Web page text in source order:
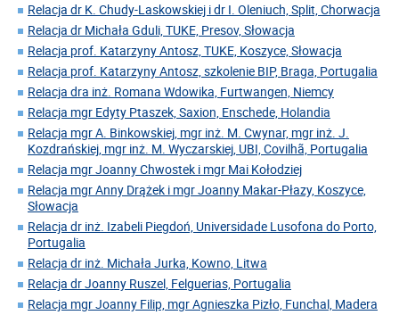
Relacja dr K. Chudy-Laskowskiej i dr I. Oleniuch, Split, Chorwacja
Relacja dr Michała Gduli, TUKE, Presov, Słowacja
Relacja prof. Katarzyny Antosz, TUKE, Koszyce, Słowacja
Relacja prof. Katarzyny Antosz, szkolenie BIP, Braga, Portugalia
Relacja dra inż. Romana Wdowika, Furtwangen, Niemcy
Relacja mgr Edyty Ptaszek, Saxion, Enschede, Holandia
Relacja mgr A. Binkowskiej, mgr inż. M. Cwynar, mgr inż. J.
Kozdrańskiej, mgr inż. M. Wyczarskiej, UBI, Covilhã, Portugalia
Relacja mgr Joanny Chwostek i mgr Mai Kołodziej
Relacja mgr Anny Drążek i mgr Joanny Makar-Płazy, Koszyce,
Słowacja
Relacja dr inż. Izabeli Piegdoń, Universidade Lusofona do Porto,
Portugalia
Relacja dr inż. Michała Jurka, Kowno, Litwa
Relacja dr Joanny Ruszel, Felguerias, Portugalia
Relacja mgr Joanny Filip, mgr Agnieszka Pizło, Funchal, Madera